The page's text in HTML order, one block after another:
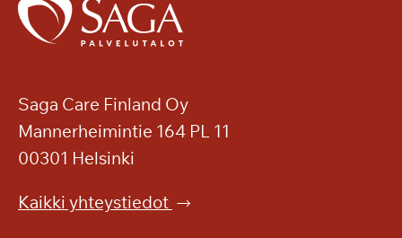
Saga Care Finland Oy
Mannerheimintie 164 PL 11
00301 Helsinki
Kaikki yhteystiedot